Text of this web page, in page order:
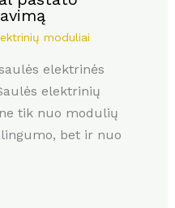
moduliai
elektrinės
elektrinių
tik nuo modulių
bet ir nuo